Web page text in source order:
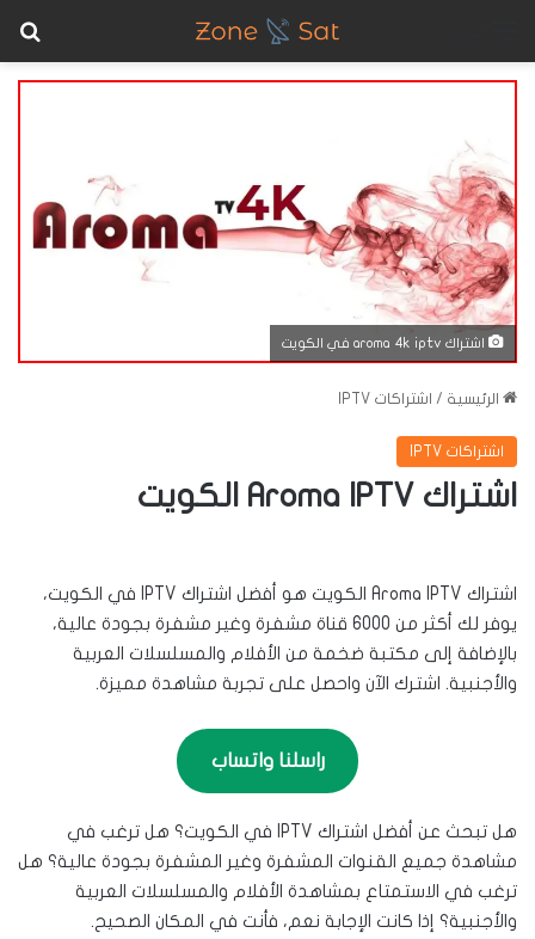
اشتراك aroma 4k iptv في الكويت
الرئيسية / اشتراكات IPTV
اشتراكات IPTV
اشتراك Aroma IPTV الكويت
اشتراك Aroma IPTV الكويت هو أفضل اشتراك IPTV في الكويت،
يوفر لك أكثر من 6000 قناة مشفرة وغير مشفرة بجودة عالية،
بالإضافة إلى مكتبة ضخمة من الأفلام والمسلسلات العربية
والأجنبية. اشترك الآن واحصل على تجربة مشاهدة مميزة.
راسلنا واتساب
هل تبحث عن أفضل اشتراك IPTV في الكويت؟ هل ترغب في
مشاهدة جميع القنوات المشفرة وغير المشفرة بجودة عالية؟ هل
ترغب في الاستمتاع بمشاهدة الأفلام والمسلسلات العربية
والأجنبية؟ إذا كانت الإجابة نعم، فأنت في المكان الصحيح.